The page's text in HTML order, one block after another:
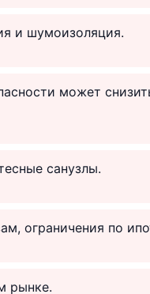
и шумоизоляция.
может
санузлы.
ограничения по
рынке.